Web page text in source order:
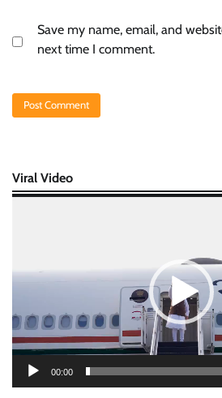
Save my name, email, and
next time I comment.
Viral Video
00:00